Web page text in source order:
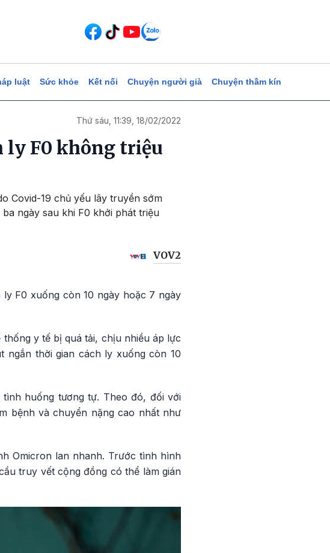
luật Sức khỏe Kết nối Chuyện người già Chuyện thầm kín
Thứ sáu, 11:39, 18/02/2022
ly F0 không triệu
Covid-19 chủ yếu lây truyền sớm
ngày sau khi F0 khởi phát triệu
VOV2
F0 xuống còn 10 ngày hoặc 7 ngày
y tế bị quá tải, chịu nhiều áp lực
ngắn thời gian cách ly xuống còn 10
huống tương tự. Theo đó, đối với
bệnh và chuyển nặng cao nhất như
Omicron lan nhanh. Trước tình hình
truy vết cộng đồng có thể làm gián